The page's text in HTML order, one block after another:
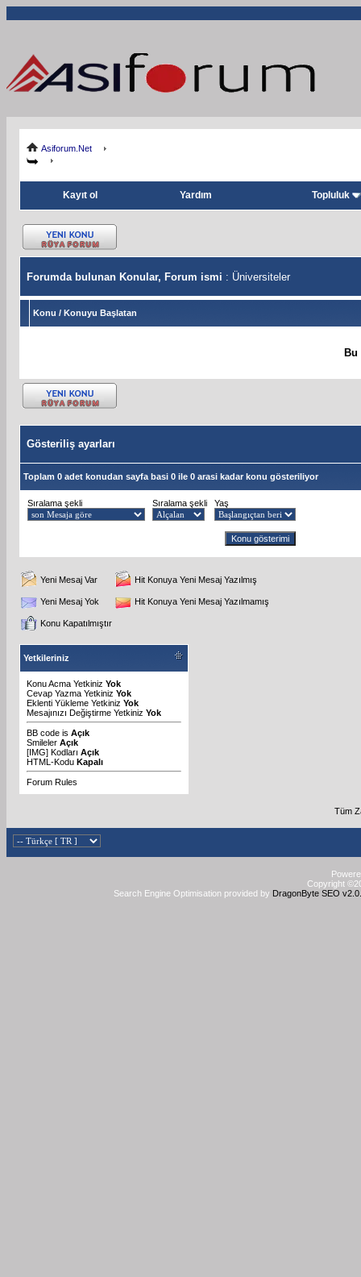
Asiforum.Net
Kayıt ol Yardım Topluluk
Forumda bulunan Konular, Forum ismi : Üniversiteler
Konu / Konuyu Başlatan
Bu
Gösteriliş ayarları
Toplam 0 adet konudan sayfa basi 0 ile 0 arasi kadar konu gösteriliyor
Sıralama şekli Sıralama şekli Yaş
Yeni Mesaj Var Hit Konuya Yeni Mesaj Yazılmış
Yeni Mesaj Yok Hit Konuya Yeni Mesaj Yazılmamış
Konu Kapatılmıştır
Yetkileriniz
Konu Acma Yetkiniz Yok
Cevap Yazma Yetkiniz Yok
Eklenti Yükleme Yetkiniz Yok
Mesajınızı Değiştirme Yetkiniz Yok
BB code is Açık
Smileler Açık
[IMG] Kodları Açık
HTML-Kodu Kapalı
Forum Rules
Tüm
Copyright
Search Engine Optimisation provided by DragonByte SEO